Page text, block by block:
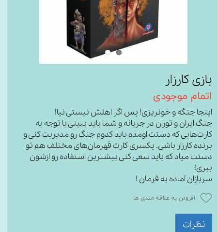
بازی کارزار
اتمام موجودی
اینجا جنگه و خونریزی! پس اگر اهلش نیستی نیا!
جنگ ایران و توران در جریانه و شما باید ببینی با توجه به
کارت‌هایی که دستت اومده باید کدوم جنگ رو مدیریت کنی و
برنده کارزار باشی. یکسری کارت قهرمان‌های مختلف هم تو
دستت میاد که باید سعی کنی بیشترین استفاده رو ازشون
ببری!
سربازان آماده به فرمان !
افزودن به علاقه مندی ها
نظرات